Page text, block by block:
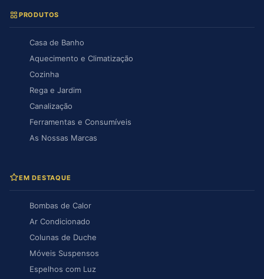
PRODUTOS
Casa de Banho
Aquecimento e Climatização
Cozinha
Rega e Jardim
Canalização
Ferramentas e Consumíveis
As Nossas Marcas
EM DESTAQUE
Bombas de Calor
Ar Condicionado
Colunas de Duche
Móveis Suspensos
Espelhos com Luz